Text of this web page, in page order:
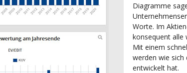
Diagramme
Worte. Im
konsequent alle
Mit einem
werden wie sich
entwickelt hat.